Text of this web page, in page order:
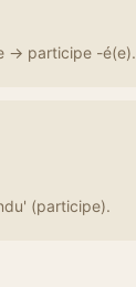
→ participe -é(e).
(participe).